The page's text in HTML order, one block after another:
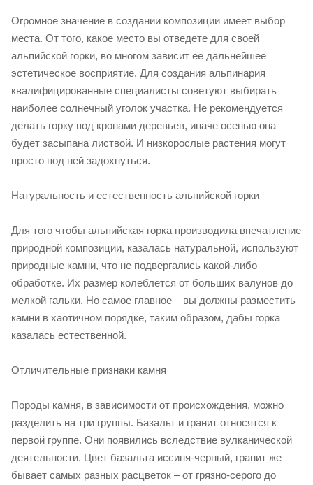
Огромное значение в создании композиции имеет выбор
места. От того, какое место вы отведете для своей
альпийской горки, во многом зависит ее дальнейшее
эстетическое восприятие. Для создания альпинария
квалифицированные специалисты советуют выбирать
наиболее солнечный уголок участка. Не рекомендуется
делать горку под кронами деревьев, иначе осенью она
будет засыпана листвой. И низкорослые растения могут
просто под ней задохнуться.
Натуральность и естественность альпийской горки
Для того чтобы альпийская горка производила впечатление
природной композиции, казалась натуральной, используют
природные камни, что не подвергались какой-либо
обработке. Их размер колеблется от больших валунов до
мелкой гальки. Но самое главное – вы должны разместить
камни в хаотичном порядке, таким образом, дабы горка
казалась естественной.
Отличительные признаки камня
Породы камня, в зависимости от происхождения, можно
разделить на три группы. Базальт и гранит относятся к
первой группе. Они появились вследствие вулканической
деятельности. Цвет базальта иссиня-черный, гранит же
бывает самых разных расцветок – от грязно-серого до